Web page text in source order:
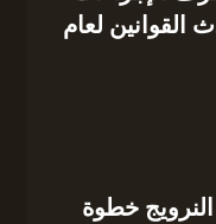
القوانين لعام
خطوة